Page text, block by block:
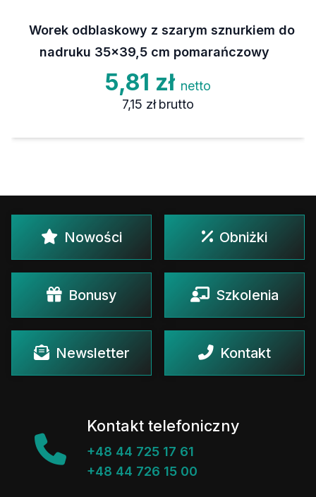
Worek odblaskowy z szarym sznurkiem do
nadruku 35x39,5 cm pomarańczowy
5,81 zł netto
7,15 zł brutto
Nowości Obniżki
Bonusy Szkolenia
Newsletter Kontakt
Kontakt telefoniczny
+48 44 725 17 61
+48 44 726 15 00